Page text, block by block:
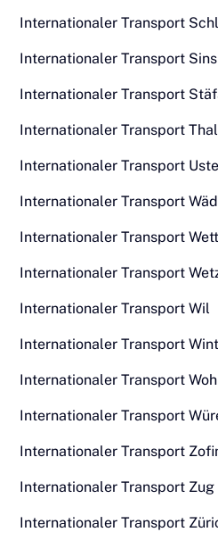
Internationaler Transport
Internationaler Transport Sins
Internationaler Transport
Internationaler Transport
Internationaler Transport
Internationaler Transport
Internationaler Transport
Internationaler Transport
Internationaler Transport Wil
Internationaler Transport
Internationaler Transport
Internationaler Transport
Internationaler Transport
Internationaler Transport Zug
Internationaler Transport